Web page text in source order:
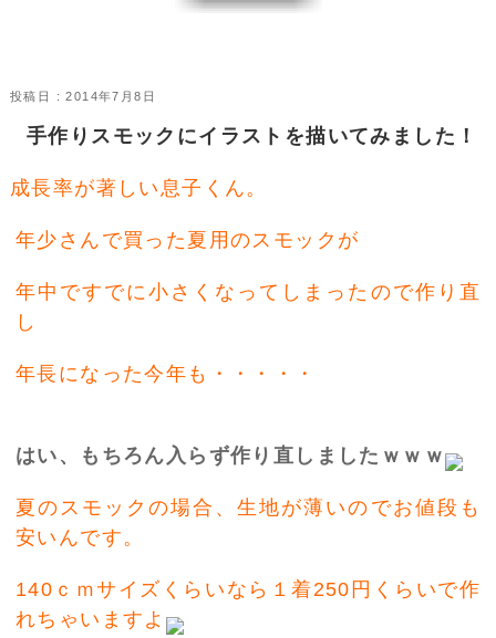
投稿日 : 2014年7月8日
手作りスモックにイラストを描いてみました！
成長率が著しい息子くん。
年少さんで買った夏用のスモックが
年中ですでに小さくなってしまったので作り直
し
年長になった今年も・・・・・
はい、もちろん入らず作り直しましたｗｗｗ
夏のスモックの場合、生地が薄いのでお値段も
安いんです。
140ｃｍサイズくらいなら１着250円くらいで作
れちゃいますよ